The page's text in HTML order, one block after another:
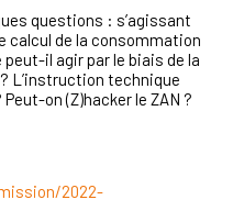
questions : s’agissant
calcul de la consommation
il agir par le biais de la
L’instruction technique
on (Z)hacker le ZAN ?
2022-